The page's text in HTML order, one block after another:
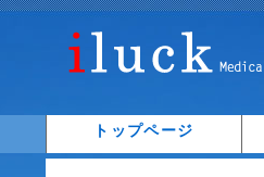
トップページ